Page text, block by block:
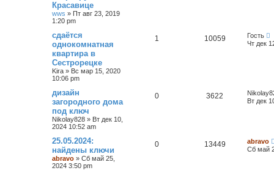
Красавице
wws » Пт авг 23, 2019
1:20 pm
сдаётся
однокомнатная
квартира в
Сестрорецке
Kira » Вс мар 15, 2020
10:06 pm
1 10059
Гость
Чт дек
дизайн
загородного дома
под ключ
Nikolay828 » Вт дек 10,
2024 10:52 am
0 3622
Вт дек
25.05.2024:
найдены ключи
abravo » Сб май 25,
2024 3:50 pm
0 13449
abravo
Сб май